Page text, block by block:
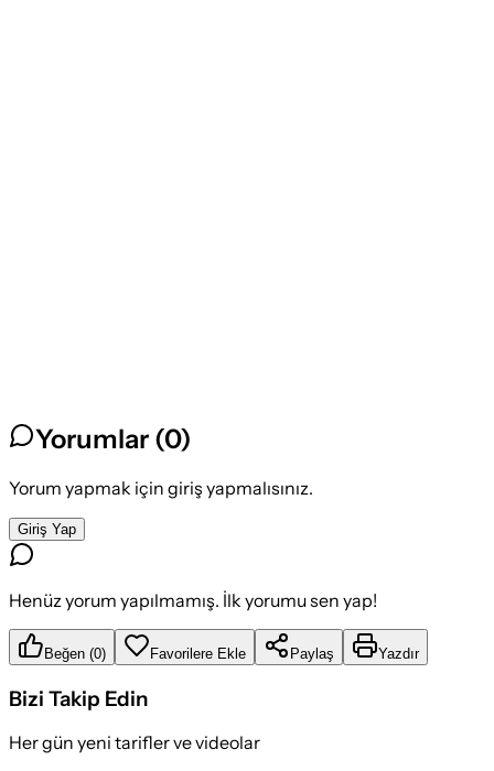
Yorumlar (0)
Yorum yapmak için giriş yapmalısınız.
Giriş Yap
Henüz yorum yapılmamış. İlk yorumu sen yap!
Beğen (0) Favorilere Ekle Paylaş Yazdır
Bizi Takip Edin
Her gün yeni tarifler ve videolar